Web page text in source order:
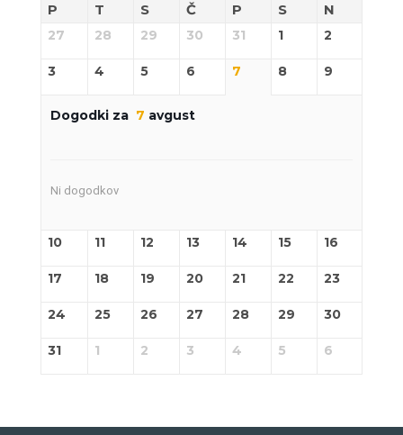
P T S Č P S N
27 28 29 30 31 1 2
3 4 5 6 7 8 9
Dogodki za 7 avgust
Ni dogodkov
10 11 12 13 14 15 16
17 18 19 20 21 22 23
24 25 26 27 28 29 30
31 1 2 3 4 5 6